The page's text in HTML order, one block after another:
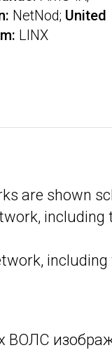
NetNod; United
LINX
are shown
including
ВОЛС